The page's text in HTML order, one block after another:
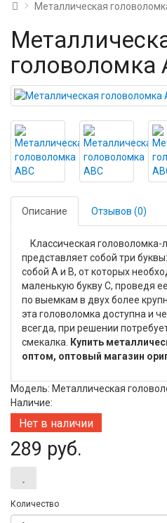
Металлическая
головоломка
Описание Отзывов (0)
Классическая головоломка-
представляет собой три
собой A и B, от которых
маленькую букву С, проведя
по выемкам в двух более
эта головоломка доступна и
всегда, при решении
смекалка.
Купить
оптом, оптовый магазин
Модель: Металлическая
Наличие:
Нет в наличии
289 руб.
Количество